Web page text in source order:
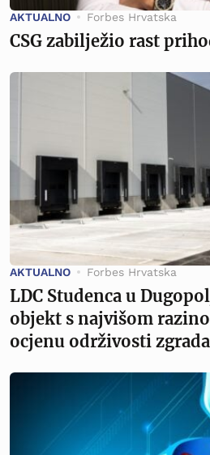
AKTUALNO Forbes Hrvatska
CSG zabilježio rast
AKTUALNO Forbes Hrvatska
LDC Studenca u
objekt s najvišom
ocjenu održivosti zgrada